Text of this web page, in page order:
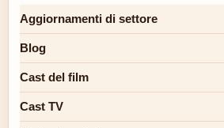
Aggiornamenti di settore
Blog
Cast del film
Cast TV